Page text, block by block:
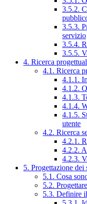
3.5.2.
3.5.3.
servizio
3.5.4.
3.5.5.
4. Ricerca
4.1. Ricerca
4.1.1.
4.1.2.
4.1.3.
4.1.4.
4.1.5.
utente
4.2. Ricerca
4.2.1.
4.2.2.
4.2.3.
5. Progettazione dei
5.1. Cosa
5.2.
5.3. Definire